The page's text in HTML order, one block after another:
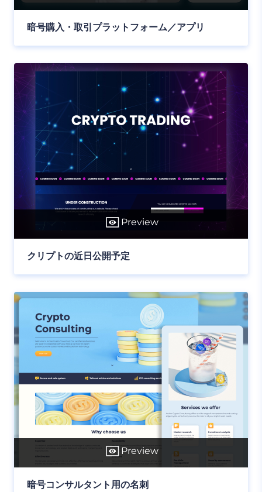
暗号購入・取引プラットフォーム／アプリ
Preview
クリプトの近日公開予定
Preview
暗号コンサルタント用の名刺